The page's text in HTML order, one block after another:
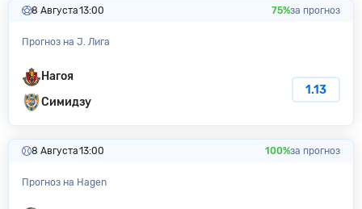
8 Августа13:00 75%за прогноз
Прогноз на J. Лига
Нагоя
Симидзу
1.13
8 Августа13:00 100%за прогноз
Прогноз на Hagen